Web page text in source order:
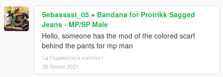
Sebasssst_05 » Bandana for Protrikk Sagged
Jeans - MP/SP Male
Hello, someone has the mod of the colored scarf
behind the pants for mp man
Подивитися контекст
26 Квітня 2021